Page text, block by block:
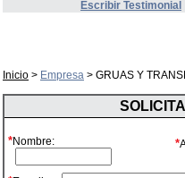
Escribir Testimonial
Inicio > Empresa > GRUAS Y
*Nombre: *